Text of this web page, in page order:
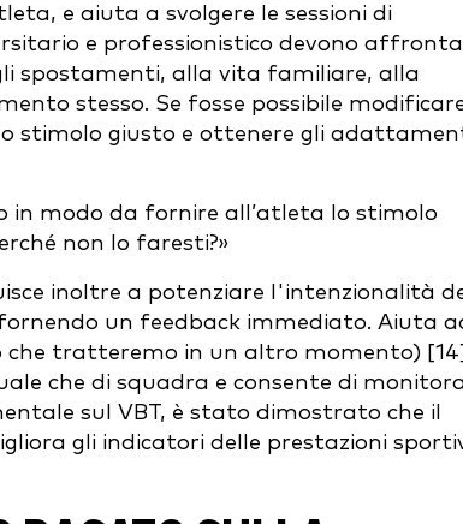
e aiuta a svolgere le sessioni di
e professionistico devono
spostamenti, alla vita familiare, alla
stesso. Se fosse possibile
stimolo giusto e ottenere gli
in modo da fornire all’atleta lo stimolo
non lo faresti?»
inoltre a potenziare l'intenzionalità
un feedback immediato. Aiuta
che tratteremo in un altro momento)
che di squadra e consente di
sul VBT, è stato dimostrato che il
gli indicatori delle prestazioni